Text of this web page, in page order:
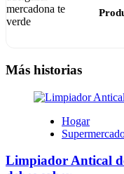
Más historias
Hogar
Limpiador Antical